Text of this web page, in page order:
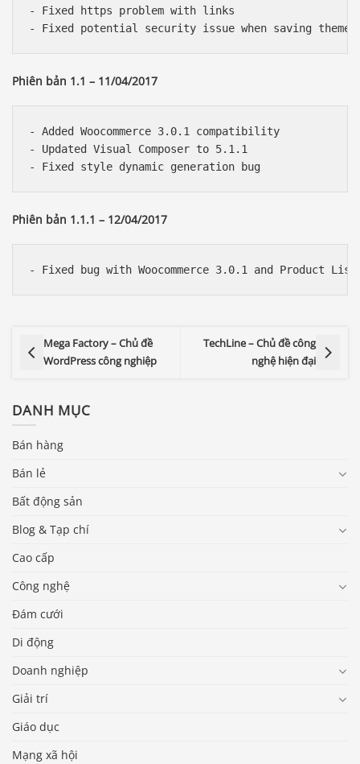
- Fixed https problem with links
Phiên bản 1.1 – 11/04/2017
- Added Woocommerce 3.0.1 compatibility
- Updated Visual Composer to 5.1.1
Phiên bản 1.1.1 – 12/04/2017
Mega Factory – Chủ đề
WordPress công nghiệp
TechLine – Chủ đề công
nghệ hiện đại
DANH MỤC
Bán hàng
Bán lẻ
Bất động sản
Blog & Tạp chí
Cao cấp
Công nghệ
Đám cưới
Di động
Doanh nghiệp
Giải trí
Giáo dục
Mạng xã hội